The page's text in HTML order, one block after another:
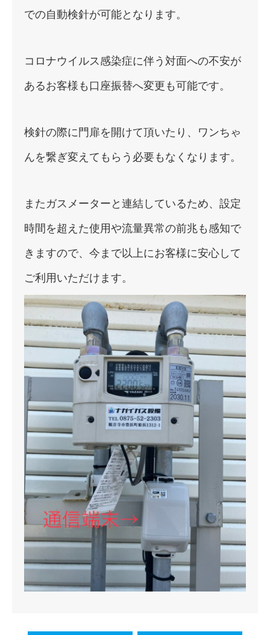
での自動検針が可能となります。
コロナウイルス感染症に伴う対面への不安が
あるお客様も口座振替へ変更も可能です。
検針の際に門扉を開けて頂いたり、ワンちゃ
んを繋ぎ変えてもらう必要もなくなります。
またガスメーターと連結しているため、設定
時間を超えた使用や流量異常の前兆も感知で
きますので、今まで以上にお客様に安心して
ご利用いただけます。